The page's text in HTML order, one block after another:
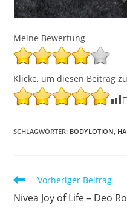
Meine Bewertung
Klicke, um diesen Beitrag
SCHLAGWÖRTER: BODYLOTION
Weitere
ansehen
Vorheriger Beitrag
Nivea Joy of Life – Deo